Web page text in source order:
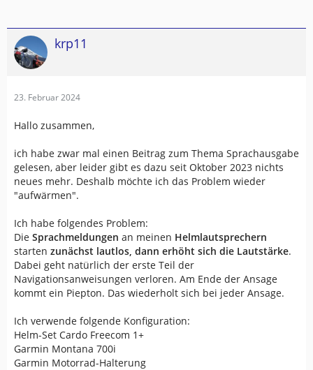
krp11
23. Februar 2024
Hallo zusammen,
ich habe zwar mal einen Beitrag zum Thema Sprachausgabe
gelesen, aber leider gibt es dazu seit Oktober 2023 nichts
neues mehr. Deshalb möchte ich das Problem wieder
"aufwärmen".
Ich habe folgendes Problem:
Die Sprachmeldungen an meinen Helmlautsprechern
starten zunächst lautlos, dann erhöht sich die Lautstärke.
Dabei geht natürlich der erste Teil der
Navigationsanweisungen verloren. Am Ende der Ansage
kommt ein Piepton. Das wiederholt sich bei jeder Ansage.
Ich verwende folgende Konfiguration:
Helm-Set Cardo Freecom 1+
Garmin Montana 700i
Garmin Motorrad-Halterung